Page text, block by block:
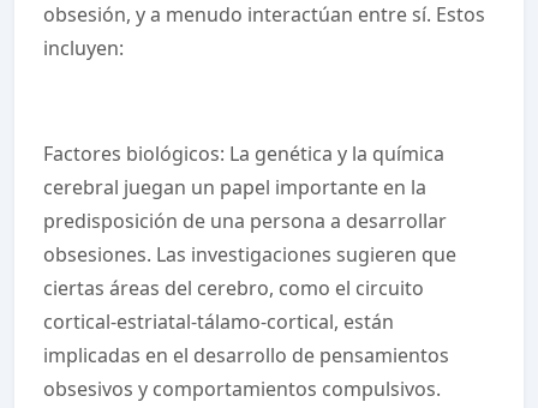
obsesión, y a menudo interactúan entre sí. Estos
incluyen:
Factores biológicos: La genética y la química
cerebral juegan un papel importante en la
predisposición de una persona a desarrollar
obsesiones. Las investigaciones sugieren que
ciertas áreas del cerebro, como el circuito
cortical-estriatal-tálamo-cortical, están
implicadas en el desarrollo de pensamientos
obsesivos y comportamientos compulsivos.